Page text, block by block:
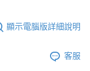
顯示電腦版詳細說明
客服